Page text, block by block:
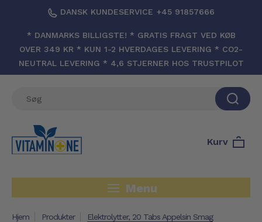
DANSK KUNDESERVICE +45 91857666
* DANMARKS BILLIGSTE! * GRATIS FRAGT VED KØB
OVER 349 KR * KUN 1-2 HVERDAGES LEVERING * CO2-
NEUTRAL LEVERING * 4,6 STJERNER HOS TRUSTPILOT
Kurv
Menu
Hjem Produkter Elektrolytter, 20 Tabs Appelsin Smag